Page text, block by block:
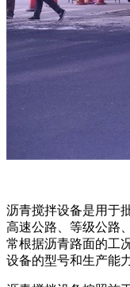
沥青搅拌设备是用于
高速公路、等级公路
常根据沥青路面的工
设备的型号和生产能力